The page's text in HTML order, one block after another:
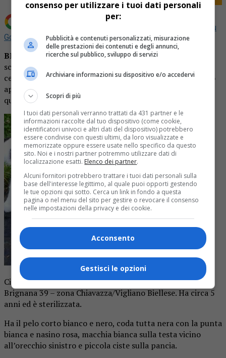
Fonte preferita su
Google
BIELLA – Sono passati ormai sei mesi da quando Cicci è
scomparsa, ma la sua famiglia non si arrende e continua a
cercarla. In questi giorni da Chiavazza è arrivato un nuovo
appello, per chiedere a chiunque l’abbia vista o sappia
qualcosa di farsi avanti.
Cicci è stata smarrita il 24 dicembre 2021 da strada alla
Brignana 39 – zona Chiavazza/Vigliano Biellese. Ha circa 5
anni ed è sterilizzata.
Ha il pelo corto bianco e nero, coda tutta nera con la punta
bianca e nasino rosa, macchia bianca sulla testa vicino
all’orecchio sinistro e piccola ciste sulla pancia.
consenso per utilizzare i tuoi dati personali
per:
Pubblicità e contenuti personalizzati, misurazione
delle prestazioni dei contenuti e degli annunci,
ricerche sul pubblico, sviluppo di servizi
Archiviare informazioni su dispositivo e/o accedervi
Scopri di più
I tuoi dati personali verranno trattati da 431 partner e le
informazioni raccolte dal tuo dispositivo (come cookie,
identificatori univoci e altri dati del dispositivo) potrebbero
essere condivise con questi ultimi, da loro visualizzate e
memorizzate oppure essere usate nello specifico da questo
sito. Noi e i nostri partner potremmo utilizzare dati di
localizzazione esatti. Elenco dei partner.
Alcuni fornitori potrebbero trattare i tuoi dati personali sulla
base dell'interesse legittimo, al quale puoi opporti gestendo
le tue opzioni qui sotto. Cerca un link in fondo a questa
pagina o nel menu del sito per gestire o revocare il consenso
nelle impostazioni della privacy e dei cookie.
Acconsento
Gestisci le opzioni